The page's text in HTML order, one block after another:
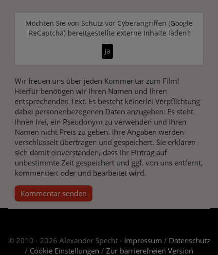
Möchten Sie von Schutz vor Cyberangriffen (Google
ReCaptcha)bereitgestellte externe Inhalte laden?
Ja
Wir freuen uns über jeden Kommentar zum Film!
Hierfür benötigen wir Ihren Namen und Ihren
entsprechenden Text. Es besteht keinerlei Verpflichtung
dabei personenbezogenen Daten anzugeben: Es steht
Ihnen frei, ein Pseudonym zu verwenden und Ihren
Namen nicht Preis zu geben. Ihre Angaben werden
verschlüsselt übertragen und gespeichert. Sie erklären
sich damit einverstanden, dass Ihr Eintrag auf
unbestimmte Zeit gespeichert und ggf. von uns entfernt,
kommentiert oder und bearbeitet wird.
Kommentar senden
© 2010 - 2026 Alexander Specht - Impressum / Datenschutz
/ Cookie Einstellungen / Zur barrierefreien Version